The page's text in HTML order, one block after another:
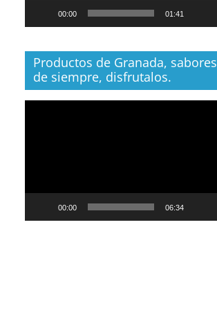
00:00 01:41
Productos de Granada, sabores
de siempre, disfrutalos.
00:00 06:34